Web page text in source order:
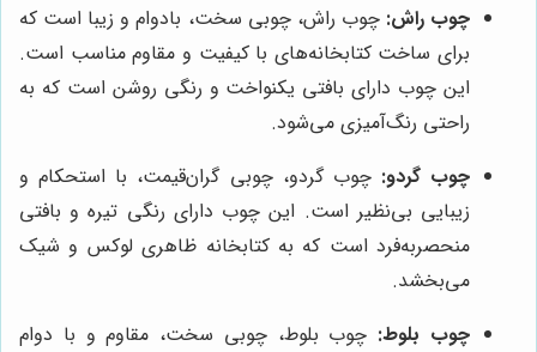
چوب راش: چوب راش، چوبی سخت، بادوام و زیبا است که
برای ساخت کتابخانه‌های با کیفیت و مقاوم مناسب است.
این چوب دارای بافتی یکنواخت و رنگی روشن است که به
راحتی رنگ‌آمیزی می‌شود.
چوب گردو: چوب گردو، چوبی گران‌قیمت، با استحکام و
زیبایی بی‌نظیر است. این چوب دارای رنگی تیره و بافتی
منحصربه‌فرد است که به کتابخانه ظاهری لوکس و شیک
می‌بخشد.
چوب بلوط: چوب بلوط، چوبی سخت، مقاوم و با دوام